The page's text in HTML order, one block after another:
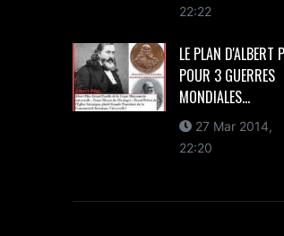
22:22
LE PLAN D'ALBERT
POUR 3 GUERRES
MONDIALES...
27 Mar 2014,
22:20